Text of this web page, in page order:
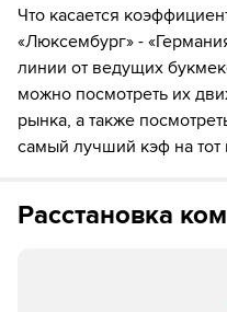
16´ Данел Синани нанес
Германия совершает
поля
17´ Люксембург
поля противника
поля
Что касается
«Люксембург» -
линии от ведущих
можно посмотреть их
рынка, а также
самый лучший кэф на тот
Расстановка